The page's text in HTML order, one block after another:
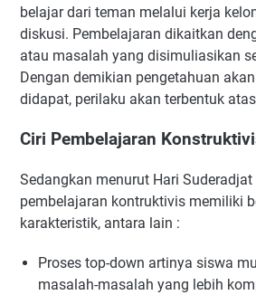
belajar dari teman melalui kerja
diskusi. Pembelajaran dikaitkan
atau masalah yang disimuliasikan
Dengan demikian pengetahuan
didapat, perilaku akan terbentuk
Ciri Pembelajaran
Sedangkan menurut Hari
pembelajaran kontruktivis memiliki
karakteristik, antara lain :
Proses top-down artinya siswa
masalah-masalah yang lebih